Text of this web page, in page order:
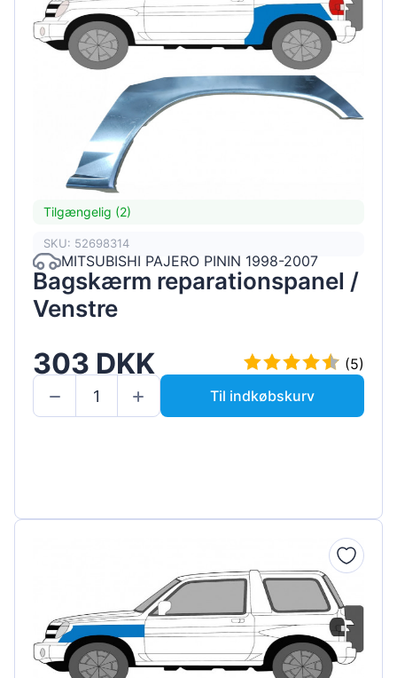
Tilgængelig (2)
SKU: 52698314
MITSUBISHI PAJERO PININ 1998-2007
Bagskærm reparationspanel /
Venstre
303 DKK
(5)
Til indkøbskurv